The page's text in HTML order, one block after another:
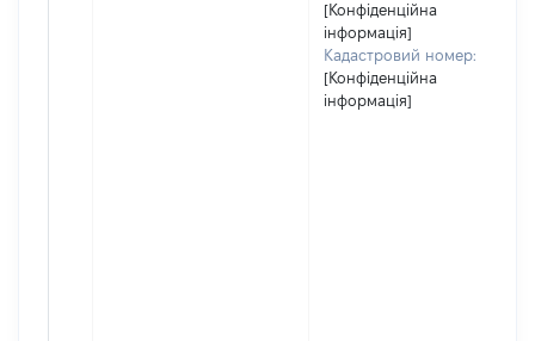
[Конфіденційна
інформація]
Кадастровий номер:
[Конфіденційна
інформація]